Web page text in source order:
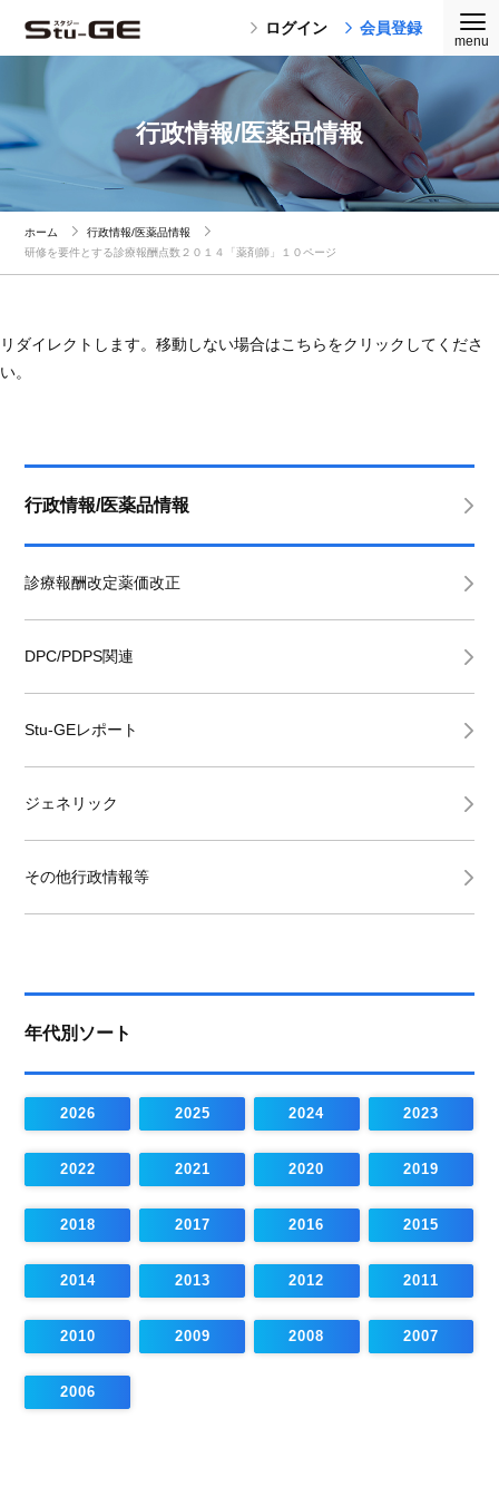
ログイン 会員登録
行政情報/医薬品情報
ホーム
行政情報/医薬品情報
研修を要件とする診療報酬点数２０１４「薬剤師」１０ページ
リダイレクトします。移動しない場合はこちらをクリックしてくださ
い。
行政情報/医薬品情報
診療報酬改定薬価改正
DPC/PDPS関連
Stu-GEレポート
ジェネリック
その他行政情報等
年代別ソート
2026 2025 2024 2023
2022 2021 2020 2019
2018 2017 2016 2015
2014 2013 2012 2011
2010 2009 2008 2007
2006